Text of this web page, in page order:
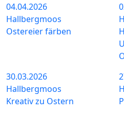
04.04.2026
Hallbergmoos
Ostereier färben
30.03.2026
Hallbergmoos
Kreativ zu Ostern